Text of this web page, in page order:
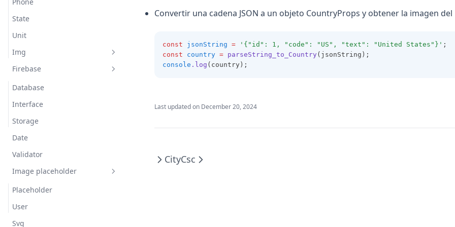
State
Unit
Img
Base64scale
Base64toimgdata
Firebase
Database
Interface
Storage
Date
Validator
Image placeholder
Placeholder
User
Svg
Convertir una cadena JSON a un objeto CountryProps y obtener la imagen del
const jsonString = '{"id": 1, "code": "US", "text": "United States"}' ;
const
country = parseString_to_Country (jsonString);
console .log (country);
Last updated on December 20, 2024
CityCsc